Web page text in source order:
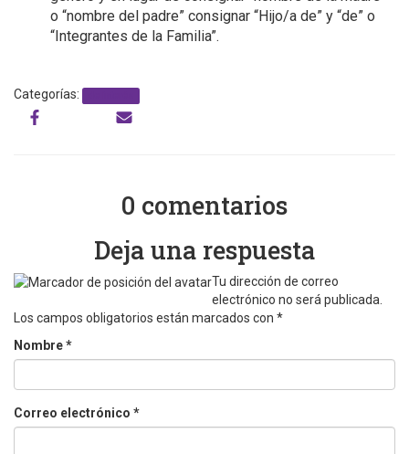
o “nombre del padre” consignar “Hijo/a de” y “de” o
“Integrantes de la Familia”.
Categorías:
0 comentarios
Deja una respuesta
Tu dirección de correo
electrónico no será publicada.
Los campos obligatorios están marcados con *
Nombre*
Correo electrónico *